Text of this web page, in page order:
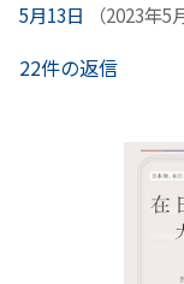
5月13日
（2023年5
22件の返信